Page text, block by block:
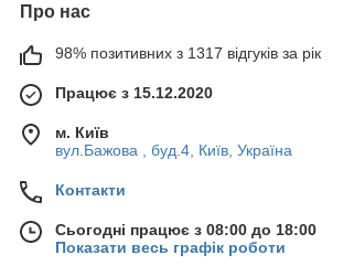
Про нас
98% позитивних з 1317 відгуків за рік
Працює з 15.12.2020
м. Київ
вул.Бажова , буд.4, Київ, Україна
Контакти
Сьогодні працює з 08:00 до 18:00
Показати весь графік роботи